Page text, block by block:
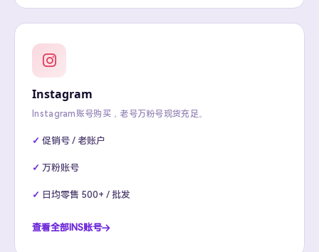
Instagram
Instagram账号购买，老号万粉号现货充足。
促销号 / 老账户
万粉账号
日均零售 500+ / 批发
查看全部INS账号